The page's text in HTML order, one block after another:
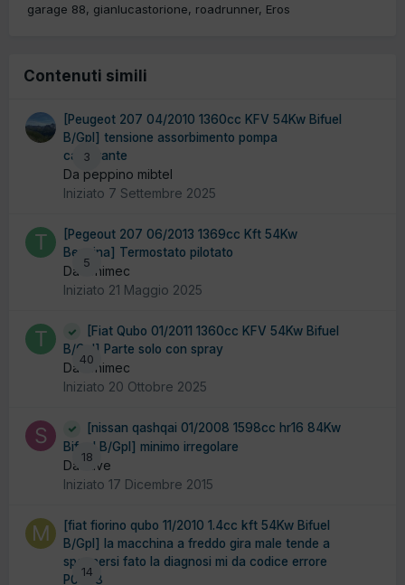
garage 88
gianlucastorione roadrunner Eros
Contenuti simili
3
[Peugeot 207 04/2010 1360cc KFV 54Kw Bifuel
B/Gpl] tensione assorbimento pompa
carburante
Da peppino mibtel
Iniziato 7 Settembre 2025
5
[Pegeout 207 06/2013 1369cc Kft 54Kw
Benzina] Termostato pilotato
Da tonimec
Iniziato 21 Maggio 2025
40
[Fiat Qubo 01/2011 1360cc KFV 54Kw Bifuel
B/Gpl] Parte solo con spray
Da tonimec
Iniziato 20 Ottobre 2025
18
[nissan qashqai 01/2008 1598cc hr16 84Kw
Bifuel B/Gpl] minimo irregolare
Da stive
Iniziato 17 Dicembre 2015
14
[fiat fiorino qubo 11/2010 1.4cc kft 54Kw Bifuel
B/Gpl] la macchina a freddo gira male tende a
spegnersi fato la diagnosi mi da codice errore
P0008